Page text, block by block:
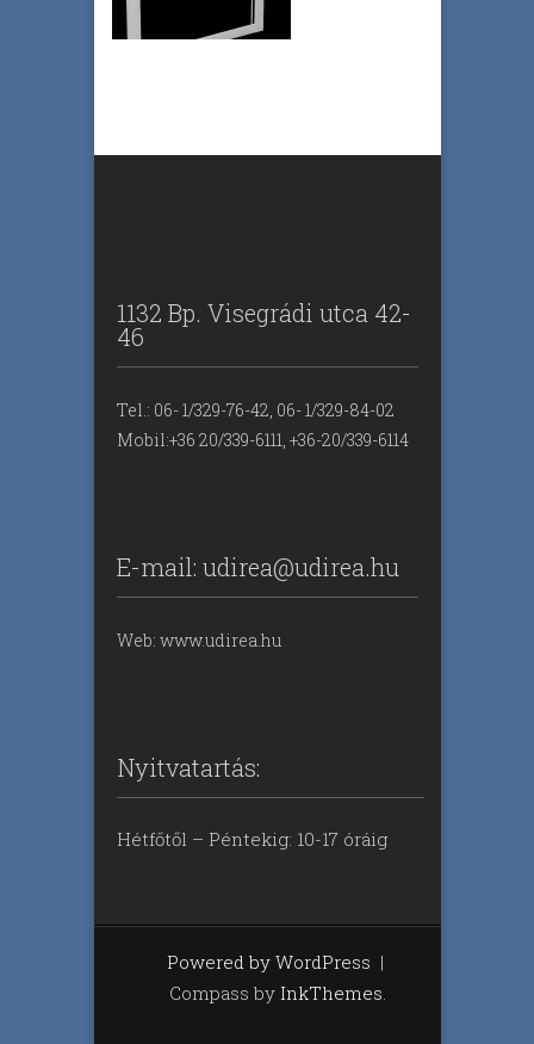
1132 Bp. Visegrádi utca 42-
46
Tel.: 06- 1/329-76-42, 06- 1/329-84-02
Mobil:+36 20/339-6111, +36-20/339-6114
E-mail: udirea@udirea.hu
Web: www.udirea.hu
Nyitvatartás:
Hétfőtől – Péntekig: 10-17 óráig
Powered by WordPress |
Compass by InkThemes.